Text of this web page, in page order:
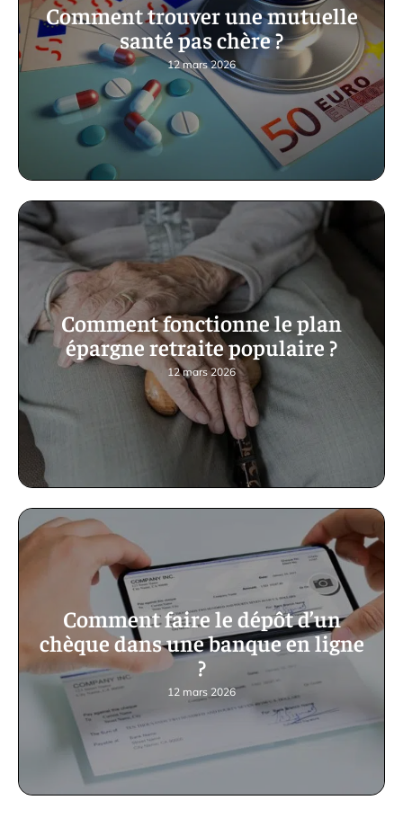
Comment trouver une mutuelle
santé pas chère ?
12 mars 2026
Comment fonctionne le plan
épargne retraite populaire ?
12 mars 2026
Comment faire le dépôt d’un
chèque dans une banque en ligne
?
12 mars 2026